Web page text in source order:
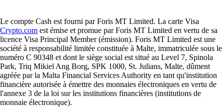
Le compte Cash est fourni par Foris MT Limited. La carte Visa
Crypto.com est émise et promue par Foris MT Limited en vertu de sa
licence Visa Principal Member (émission). Foris MT Limited est une
société à responsabilité limitée constituée à Malte, immatriculée sous le
numéro C 90348 et dont le siège social est situé au Level 7, Spinola
Park, Triq Mikiel Ang Borg, SPK 1000, St. Julians, Malte, dûment
agréée par la Malta Financial Services Authority en tant qu'institution
financière autorisée à émettre des monnaies électroniques en vertu de
l'annexe 3 de la loi sur les institutions financières (institutions de
monnaie électronique).